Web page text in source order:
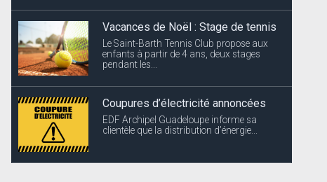
Vacances de Noël : Stage de tennis
Le Saint-Barth Tennis Club propose aux
enfants à partir de 4 ans, deux stages
pendant les...
Coupures d’électricité annoncées
EDF Archipel Guadeloupe informe sa
clientèle que la distribution d’énergie...